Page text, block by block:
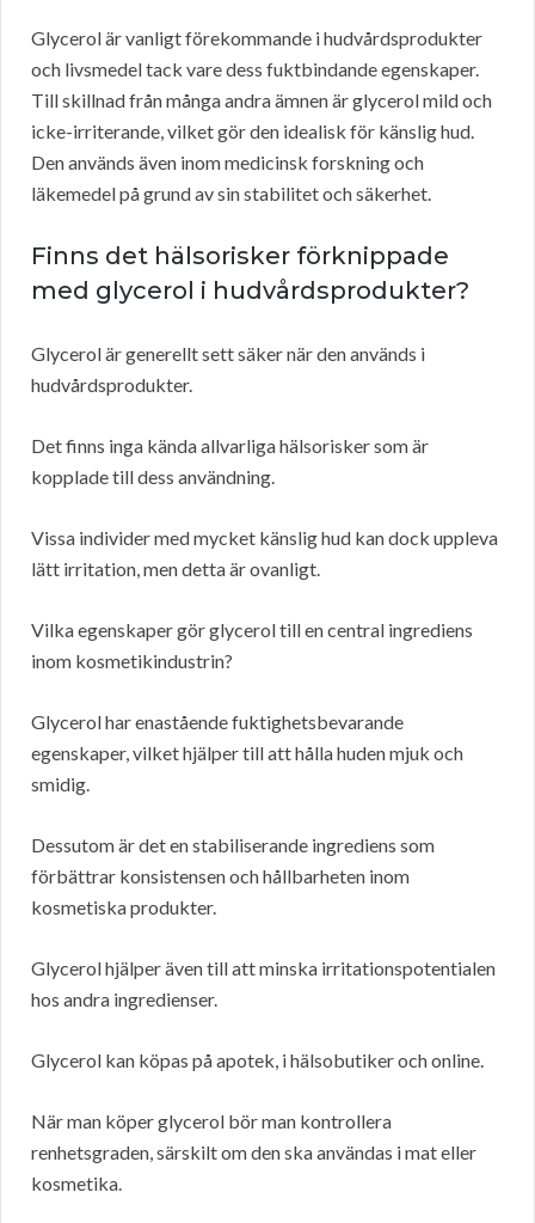
Glycerol är vanligt förekommande i hudvårdsprodukter
och livsmedel tack vare dess fuktbindande egenskaper.
Till skillnad från många andra ämnen är glycerol mild och
icke-irriterande, vilket gör den idealisk för känslig hud.
Den används även inom medicinsk forskning och
läkemedel på grund av sin stabilitet och säkerhet.
Finns det hälsorisker förknippade
med glycerol i hudvårdsprodukter?
Glycerol är generellt sett säker när den används i
hudvårdsprodukter.
Det finns inga kända allvarliga hälsorisker som är
kopplade till dess användning.
Vissa individer med mycket känslig hud kan dock uppleva
lätt irritation, men detta är ovanligt.
Vilka egenskaper gör glycerol till en central ingrediens
inom kosmetikindustrin?
Glycerol har enastående fuktighetsbevarande
egenskaper, vilket hjälper till att hålla huden mjuk och
smidig.
Dessutom är det en stabiliserande ingrediens som
förbättrar konsistensen och hållbarheten inom
kosmetiska produkter.
Glycerol hjälper även till att minska irritationspotentialen
hos andra ingredienser.
Glycerol kan köpas på apotek, i hälsobutiker och online.
När man köper glycerol bör man kontrollera
renhetsgraden, särskilt om den ska användas i mat eller
kosmetika.